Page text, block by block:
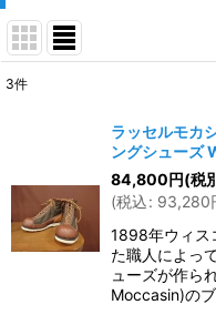
3件
ラッセルモ
ングシューズ
84,800円(税
(税込: 93,280
1898年ウィス
た職人によっ
ューズが作ら
Moccasin)の